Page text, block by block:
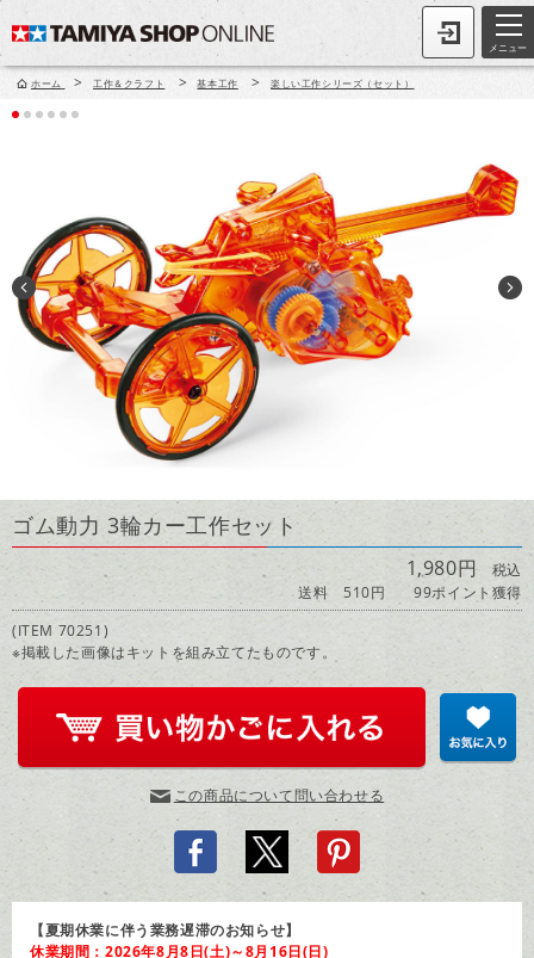
メニュー
ホーム > 工作＆クラフト > 基本工作 > 楽しい工作シリーズ（セット）
ゴム動力 3輪カー工作セット
1,980円 税込
送料 510円
99ポイント獲得
(ITEM 70251)
※掲載した画像はキットを組み立てたものです。
この商品について問い合わせる
【夏期休業に伴う業務遅滞のお知らせ】
休業期間：2026年8月8日(土)～8月16日(日)